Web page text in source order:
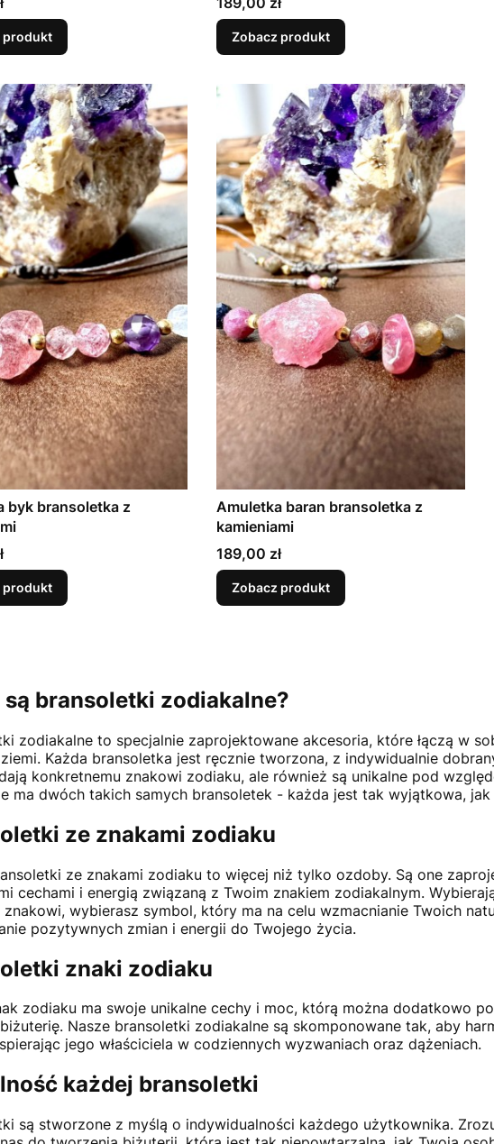
produkt Zobacz produkt
byk bransoletka z
produkt
Amuletka baran bransoletka z
kamieniami
Cena
189,00 zł
Zobacz produkt
są bransoletki zodiakalne?
zodiakalne to specjalnie zaprojektowane akcesoria, które łączą w
Każda bransoletka jest ręcznie tworzona, z indywidualnie
konkretnemu znakowi zodiaku, ale również są unikalne pod
ma dwóch takich samych bransoletek - każda jest tak wyjątkowa,
ze znakami zodiaku
ze znakami zodiaku to więcej niż tylko ozdoby. Są one
cechami i energią związaną z Twoim znakiem zodiakalnym.
znakowi, wybierasz symbol, który ma na celu wzmacnianie Twoich
pozytywnych zmian i energii do Twojego życia.
znaki zodiaku
zodiaku ma swoje unikalne cechy i moc, którą można dodatkowo
Nasze bransoletki zodiakalne są skomponowane tak, aby
jego właściciela w codziennych wyzwaniach oraz dążeniach.
każdej bransoletki
są stworzone z myślą o indywidualności każdego użytkownika.